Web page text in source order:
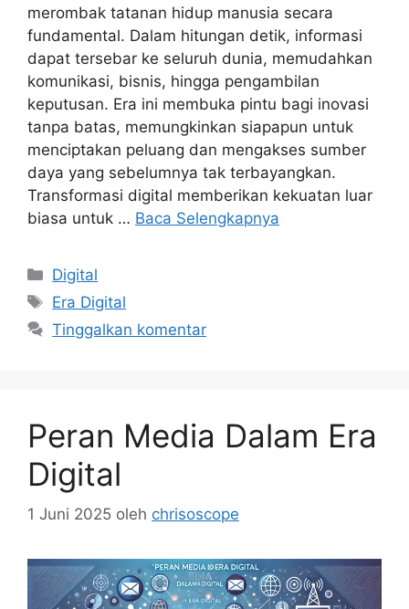
merombak tatanan hidup manusia secara
fundamental. Dalam hitungan detik, informasi
dapat tersebar ke seluruh dunia, memudahkan
komunikasi, bisnis, hingga pengambilan
keputusan. Era ini membuka pintu bagi inovasi
tanpa batas, memungkinkan siapapun untuk
menciptakan peluang dan mengakses sumber
daya yang sebelumnya tak terbayangkan.
Transformasi digital memberikan kekuatan luar
biasa untuk … Baca Selengkapnya
Kategori
Digital
Tag
Era Digital
Tinggalkan komentar
Peran Media Dalam Era
Digital
1 Juni 2025 oleh chrisoscope